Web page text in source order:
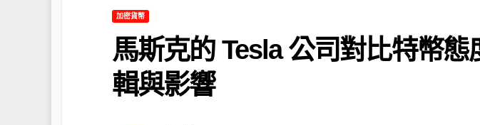
加密貨幣
馬斯克的 Tesla 公司對比特幣態
輯與影響